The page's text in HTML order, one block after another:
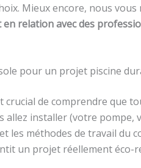
Mieux encore, nous
relation avec des
pour un projet piscine
de comprendre que
allez installer (votre pompe,
les méthodes de travail du
un projet réellement éco-